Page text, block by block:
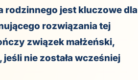
rodzinnego jest kluczowe dla
rozwiązania tej
związek małżeński,
nie została wcześniej